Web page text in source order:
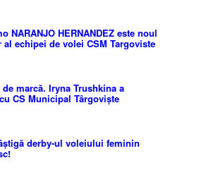
NARANJO HERNANDEZ este noul
al echipei de volei CSM Targoviste
de marcă. Iryna Trushkina a
CS Municipal Târgoviște
derby-ul voleiului feminin